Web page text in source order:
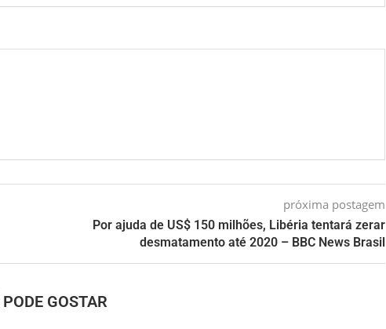
próxima postagem
Por ajuda de US$ 150 milhões, Libéria tentará zerar
desmatamento até 2020 – BBC News Brasil
GOSTAR